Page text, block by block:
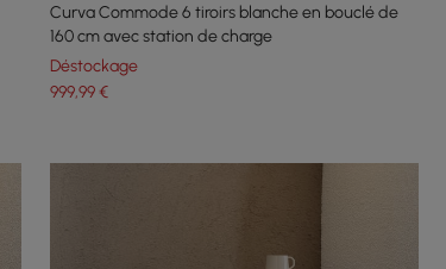
Curva Commode 6 tiroirs blanche en bouclé de
160 cm avec station de charge
Déstockage
999,99€